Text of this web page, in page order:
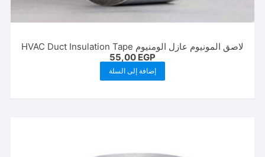
لاصق المونيوم عازل الومنيوم HVAC Duct Insulation Tape
55,00 EGP
إضافة إلى السلة